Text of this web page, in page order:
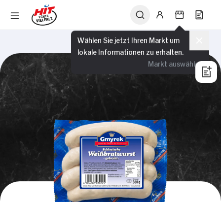
Wählen Sie jetzt Ihren Markt um
lokale Informationen zu erhalten.
Markt auswählen